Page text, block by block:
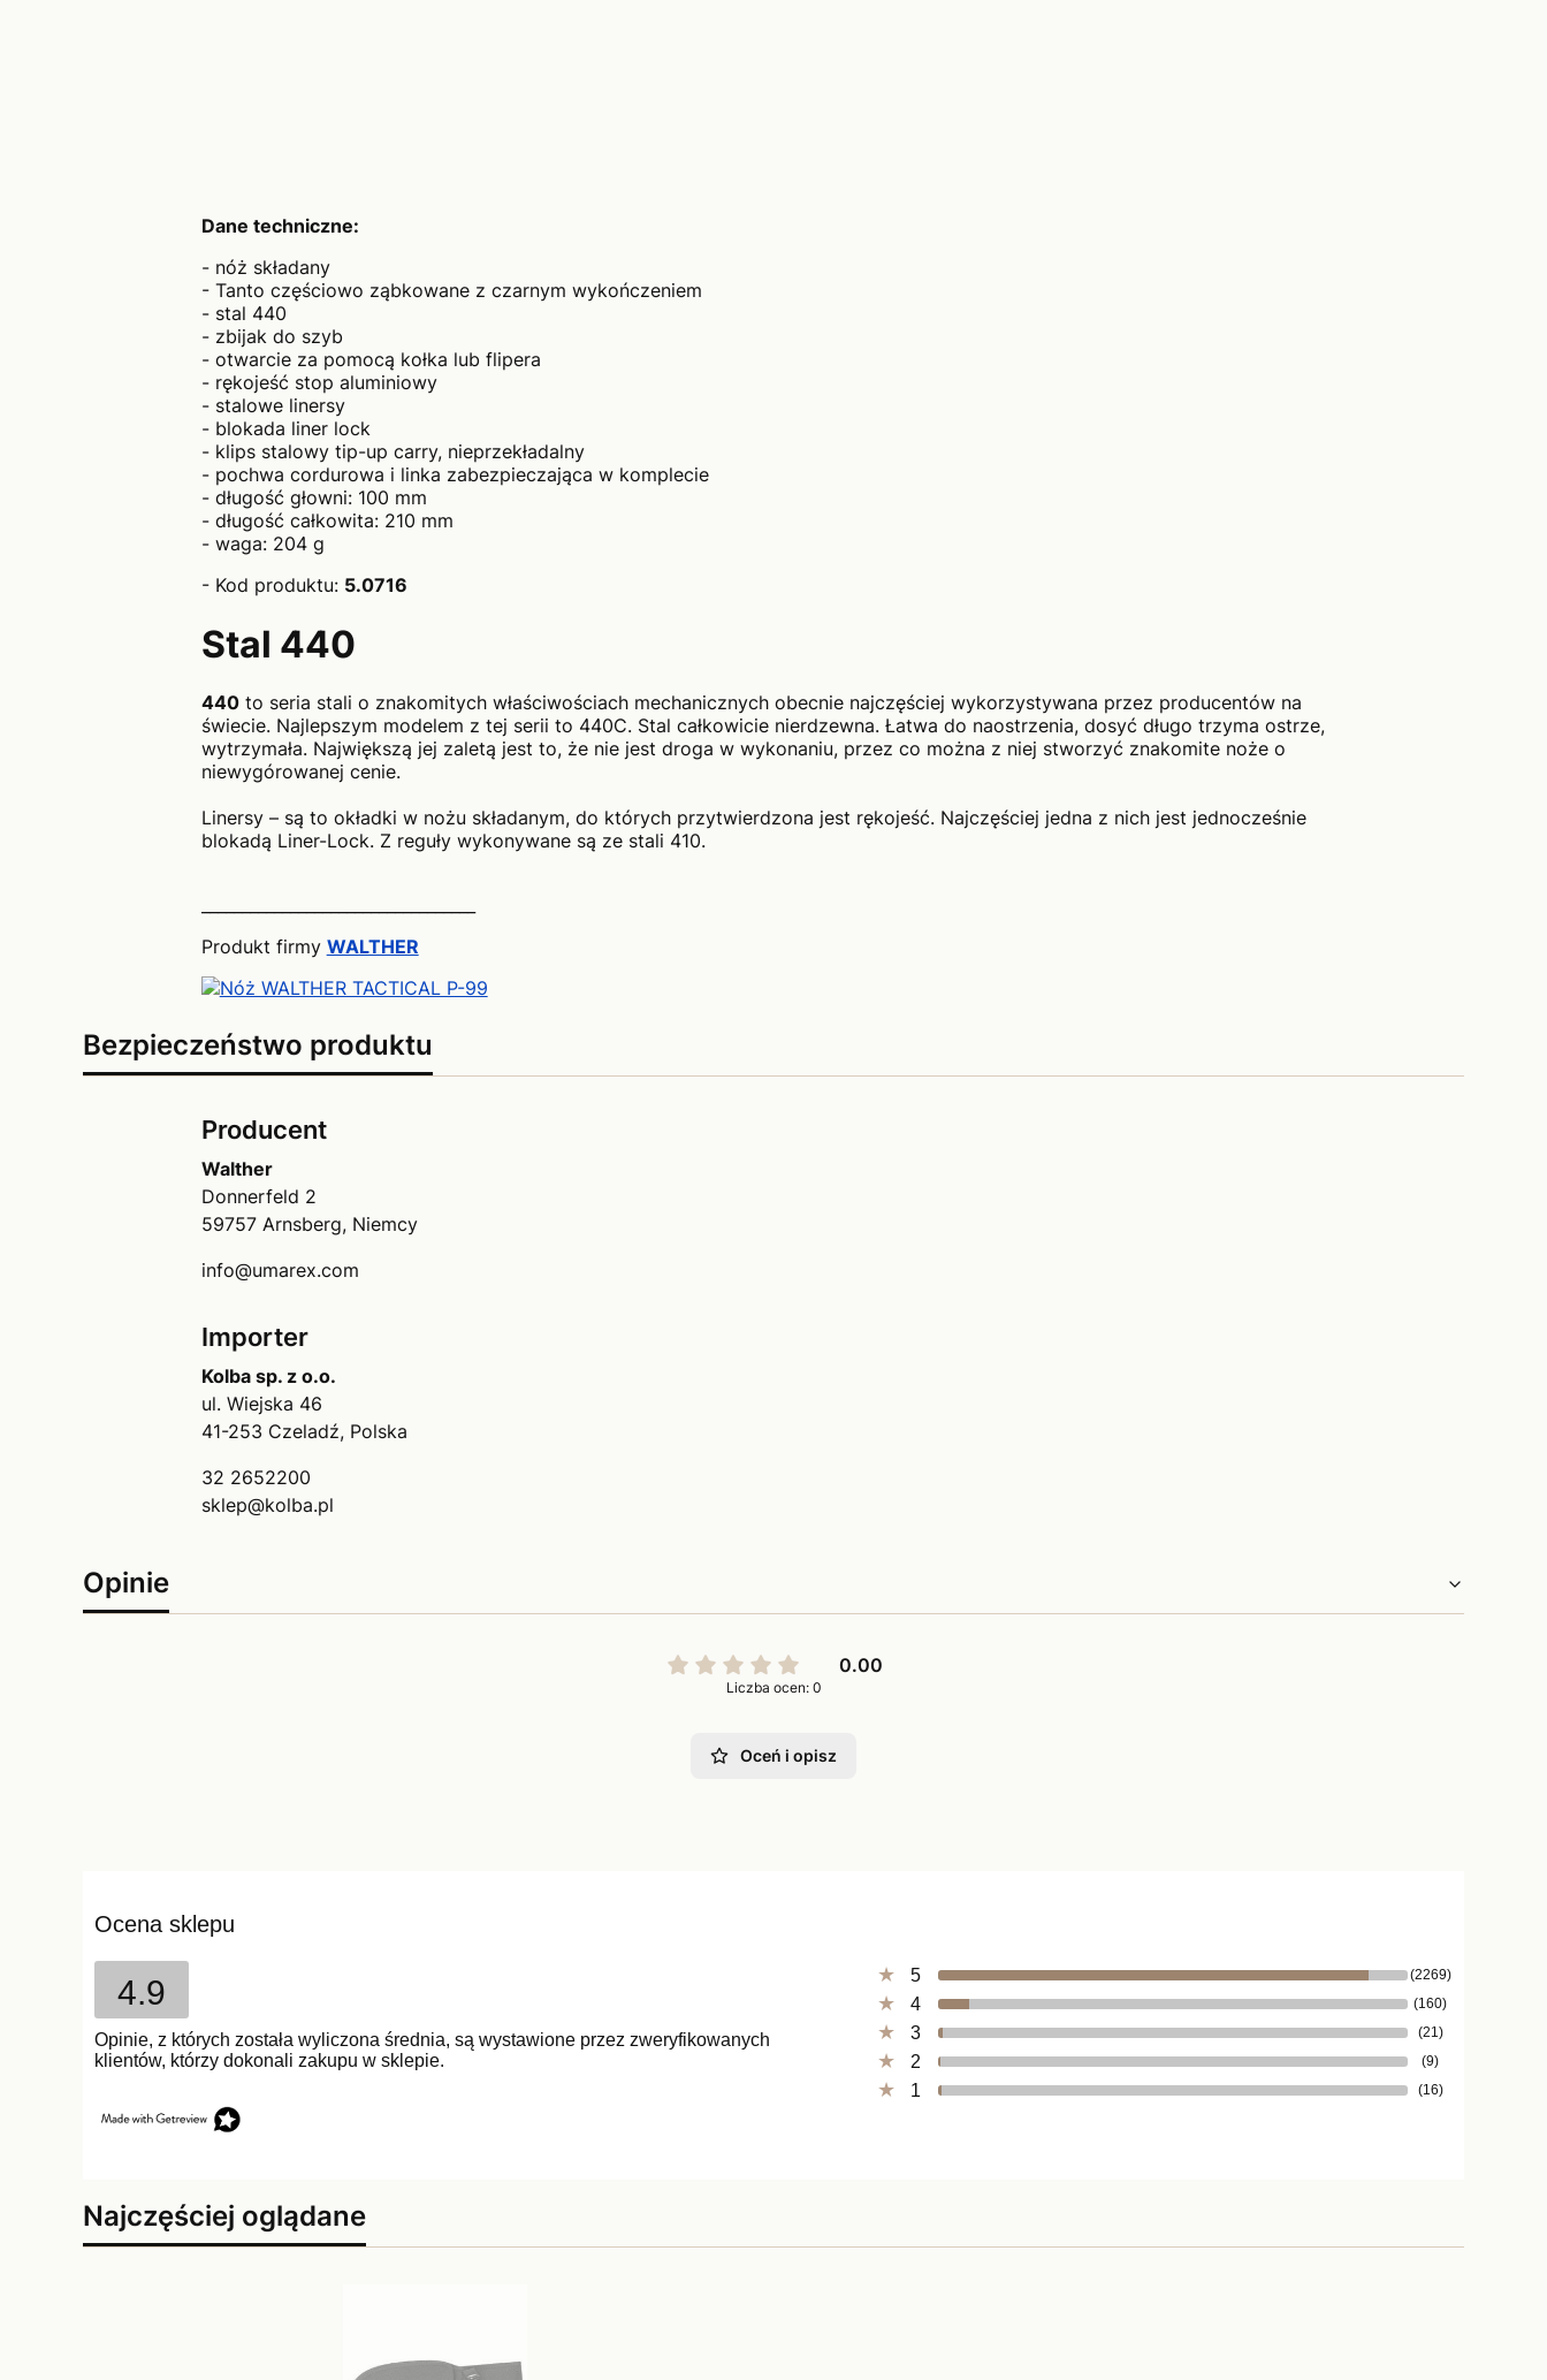
Dane techniczne:
- nóż składany
- Tanto częściowo ząbkowane z czarnym wykończeniem
- stal 440
- zbijak do szyb
- otwarcie za pomocą kołka lub flipera
- rękojeść stop aluminiowy
- stalowe linersy
- blokada liner lock
- klips stalowy tip-up carry, nieprzekładalny
- pochwa cordurowa i linka zabezpieczająca w komplecie
- długość głowni: 100 mm
- długość całkowita: 210 mm
- waga: 204 g
- Kod produktu: 5.0716
Stal 440
440to seria stali o znakomitych właściwościach mechanicznych obecnie najczęściej wykorzystywana przez producentów na
świecie. Najlepszym modelem z tej serii to 440C. Stal całkowicie nierdzewna. Łatwa do naostrzenia, dosyć długo trzyma ostrze,
wytrzymała. Największą jej zaletą jest to, że nie jest droga w wykonaniu, przez co można z niej stworzyć znakomite noże o
niewygórowanej cenie.
Linersy – są to okładki w nożu składanym, do których przytwierdzona jest rękojeść. Najczęściej jedna z nich jest jednocześnie
blokadą Liner-Lock. Z reguły wykonywane są ze stali 410.
Produkt firmy WALTHER
Bezpieczeństwo produktu
Producent
Walther
Donnerfeld 2
59757 Arnsberg, Niemcy
info@umarex.com
Importer
Kolba sp. z o.o.
ul. Wiejska 46
41-253 Czeladź, Polska
32 2652200
sklep@kolba.pl
Opinie
0.00
Liczba ocen: 0
Oceń i opisz
Ocena sklepu
4.9
Opinie, z których została wyliczona średnia, są wystawione przez zweryfikowanych
klientów, którzy dokonali zakupu w sklepie.
5 (2269)
4 (160)
3 (21)
2 (9)
1 (16)
Najczęściej oglądane